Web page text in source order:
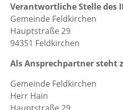
Verantwortliche Stelle des
Gemeinde Feldkirchen
Hauptstraße 29
94351 Feldkirchen
Als Ansprechpartner steht
Gemeinde Feldkirchen
Herr Hain
Hauptstraße 29